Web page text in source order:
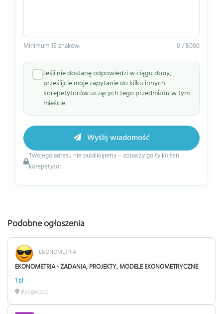
Minimum 15 znaków. 0 / 5000
Jeśli nie dostanę odpowiedzi w ciągu doby,
prześlijcie moje zapytanie do kilku innych
korepetytorów uczących tego przedmiotu w tym
mieście.
Twojego adresu nie publikujemy – zobaczy go tylko ten
korepetytor.
Wyślij wiadomość
Podobne ogłoszenia
EKONOMETRIA
EKONOMETRIA - ZADANIA, PROJEKTY, MODELE EKONOMETRYCZNE
1 zł
Bydgoszcz